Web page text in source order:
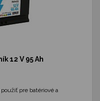
12 V 95 Ah
pre batériové a